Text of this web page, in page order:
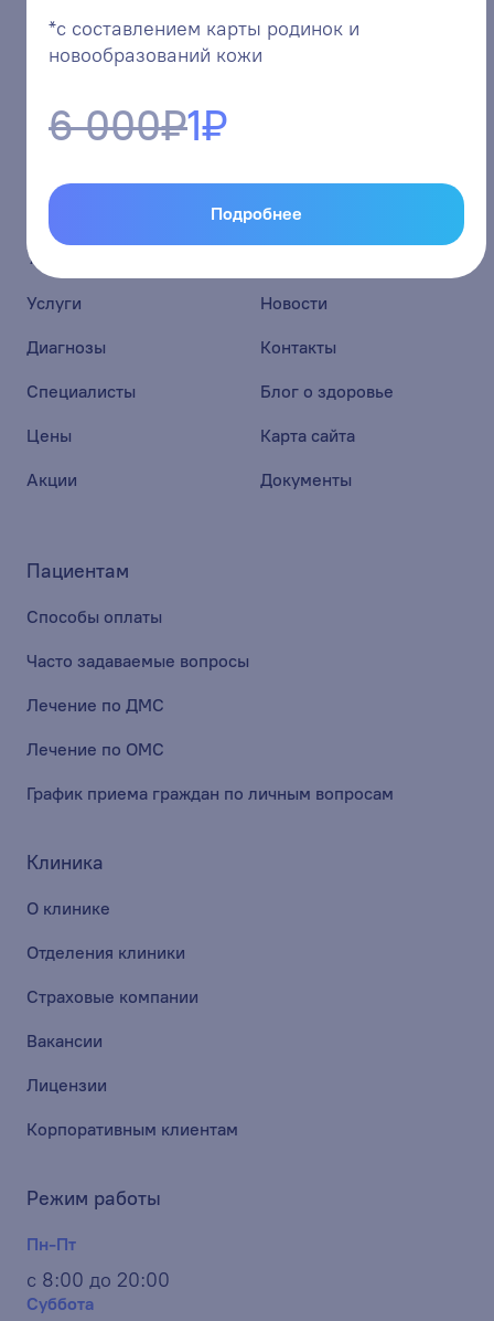
*с составлением карты родинок и
новообразований кожи
6 000₽1₽
Подробнее
report@energetic42.ru
Страницы
в социальных сетях
Услуги
Услуги
Диагнозы
Специалисты
Цены
Акции
Новости
Контакты
Блог о здоровье
Карта сайта
Документы
Пациентам
Способы оплаты
Часто задаваемые вопросы
Лечение по ДМС
Лечение по ОМС
График приема граждан по личным вопросам
Клиника
О клинике
Отделения клиники
Страховые компании
Вакансии
Лицензии
Корпоративным клиентам
Режим работы
Пн-Пт
с 8:00 до 20:00
Суббота